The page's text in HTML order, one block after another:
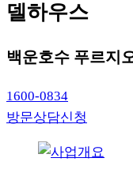
델하우스
백운호수 푸르지
1600-0834
방문상담신청